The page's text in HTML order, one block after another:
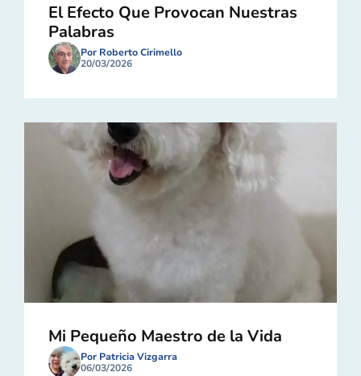
El Efecto Que Provocan Nuestras
Palabras
Por Roberto Cirimello
20/03/2026
Mi Pequeño Maestro de la Vida
Por Patricia Vizgarra
06/03/2026